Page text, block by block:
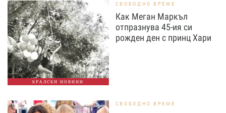
КРАЛСКИ НОВИНИ
СВОБОДНО ВРЕМЕ
Как Меган Маркъл
отпразнува 45-ия си
рожден ден с принц Хари
СВОБОДНО ВРЕМЕ